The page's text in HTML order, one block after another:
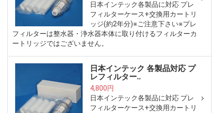
日本インテック各製品に対応 プレ
フィルターケース+交換用カートリ
ッジ(約2年分)※ご注意下さい※プレ
フィルターは整水器・浄水器本体に取り付けるフィルターカ
ートリッジではございません。
日本インテック 各製品対応 プ
レフィルター..
4,800円
日本インテック各製品に対応 プレ
フィルターケース+交換用カートリ